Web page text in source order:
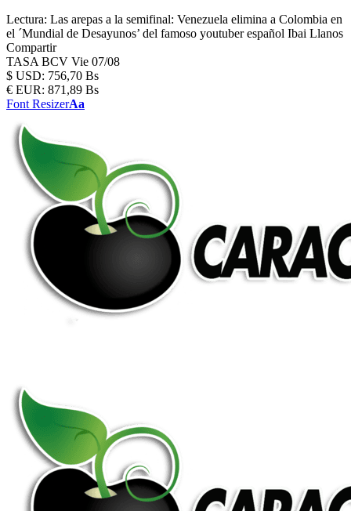
Lectura: Las arepas a la semifinal: Venezuela elimina a Colombia en
el ´Mundial de Desayunos’ del famoso youtuber español Ibai Llanos
Compartir
TASA BCV Vie 07/08
$ USD: 756,70 Bs
€ EUR: 871,89 Bs
Font ResizerAa